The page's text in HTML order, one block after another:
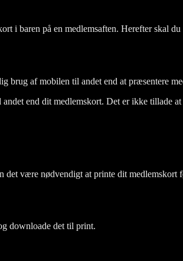
i baren på en medlemsaften. Herefter skal
brug af mobilen til andet end at præsentere
end dit medlemskort. Det er ikke tillade
være nødvendigt at printe dit
downloade det til print.